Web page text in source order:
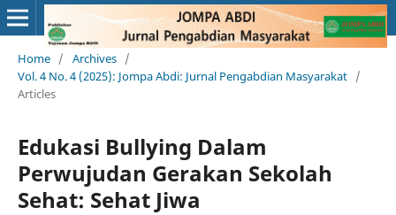
Home / Archives /
Vol. 4 No. 4 (2025): Jompa Abdi: Jurnal Pengabdian Masyarakat /
Articles
Edukasi Bullying Dalam
Perwujudan Gerakan Sekolah
Sehat: Sehat Jiwa